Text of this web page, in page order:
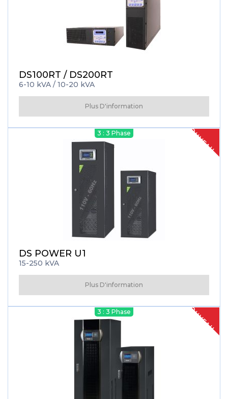
DS100RT / DS200RT
6-10 kVA / 10-20 kVA
Plus D'information
NOUVEAU
3 : 3 Phase
DS POWER U1
15-250 kVA
Plus D'information
NOUVEAU
3 : 3 Phase